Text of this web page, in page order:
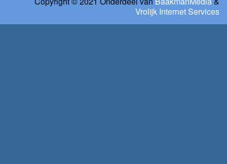
Vrolijk Internet Services